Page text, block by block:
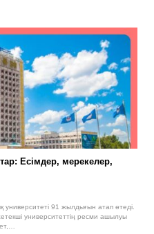
Есімдер, мерекелер,
91 жылдығын атап өтеді.
университеттің ресми ашылуы